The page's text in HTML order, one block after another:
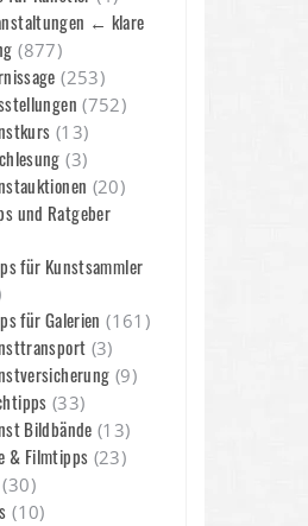
← klare
(877)
(253)
(752)
(13)
(3)
(20)
und Ratgeber
für Kunstsammler
für Galerien (161)
(3)
(9)
(33)
Bildbände (13)
& Filmtipps (23)
(30)
(10)